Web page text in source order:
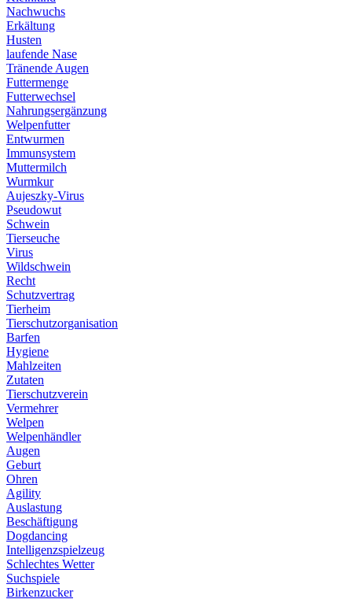
Nachwuchs
Erkältung
Husten
laufende Nase
Tränende Augen
Futtermenge
Futterwechsel
Nahrungsergänzung
Welpenfutter
Entwurmen
Immunsystem
Muttermilch
Wurmkur
Aujeszky-Virus
Pseudowut
Schwein
Tierseuche
Virus
Wildschwein
Recht
Schutzvertrag
Tierheim
Tierschutzorganisation
Barfen
Hygiene
Mahlzeiten
Zutaten
Tierschutzverein
Vermehrer
Welpen
Welpenhändler
Augen
Geburt
Ohren
Agility
Auslastung
Beschäftigung
Dogdancing
Intelligenzspielzeug
Schlechtes Wetter
Suchspiele
Birkenzucker